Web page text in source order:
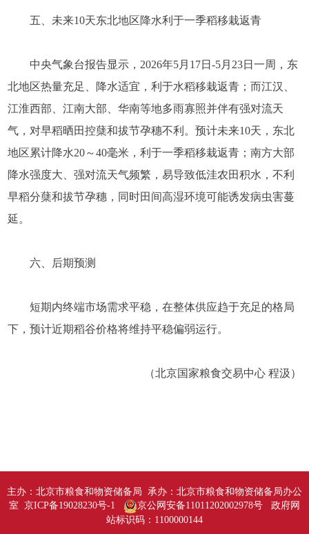
五、未来10天东北地区降水利于一季稻移栽返青
中央气象台报告显示，2026年5月17日-5月23日一周，东
北地区热量充足、降水适宜，利于水稻移栽返青；而江汉、
江淮西部、江南大部、华南等地多雨寡照并伴有强对流天
气，对早稻晒田控蘖和拔节孕穗不利。预计未来10天，东北
地区累计降水20～40毫米，利于一季稻移栽返青；南方大部
降水强度大、强对流天气频繁，易导致低洼农田积水，不利
早稻分蘖和拔节孕穗，同时田间高湿环境可能诱发病虫害蔓
延。
六、后期预测
短期内终端市场需求平稳，在整体供应趋于充足的格局
下，预计近期稻谷价格将维持平稳偏弱运行。
（北京国家粮食交易中心 程汲）
主办：北京市粮食和物资储备局 承办：北京市粮食和物资储备局办公
室 京ICP备19028230号-1
京公网安备11011202002978号政府网
站标识码：1100000144